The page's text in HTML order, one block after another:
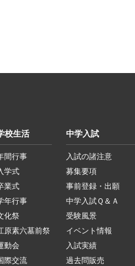
校生活
間行事
学式
業式
年行事
化祭
原素六墓前祭
動会
際交流
中学入試
入試の諸注意
募集要項
事前登録・出願
中学入試Ｑ＆Ａ
受験風景
イベント情報
入試実績
過去問販売